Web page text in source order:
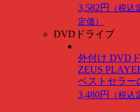
3,582円
（税込
定価）
DVDドライブ
外付け DVD
ZEUS
ベストセラー
3,480円
（税込